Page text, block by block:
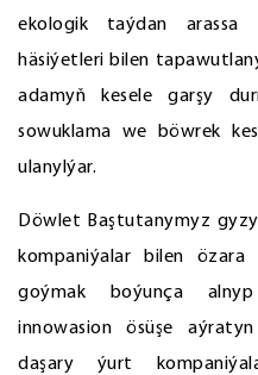
ekologik taýdan arassa
häsiýetleri bilen
adamyň kesele garşy
sowuklama we böwrek
ulanylýar.
Döwlet Baştutanymyz
kompaniýalar bilen
goýmak boýunça
innowasion ösüşe
daşary ýurt